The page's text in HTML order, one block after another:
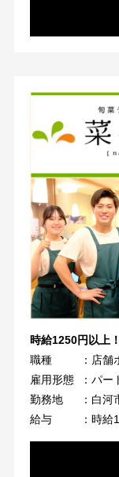
時給1250円以上
職種
：店
雇用形態
：パー
勤務地
：白河
給与
：時